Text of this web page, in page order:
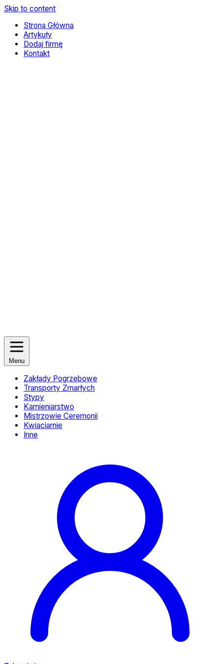
Skip to content
Strona Główna
Artykuły
Dodaj firmę
Kontakt
Menu
Zakłady Pogrzebowe
Transporty Zmarłych
Stypy
Kamieniarstwo
Mistrzowie Ceremonii
Kwiaciarnie
Inne